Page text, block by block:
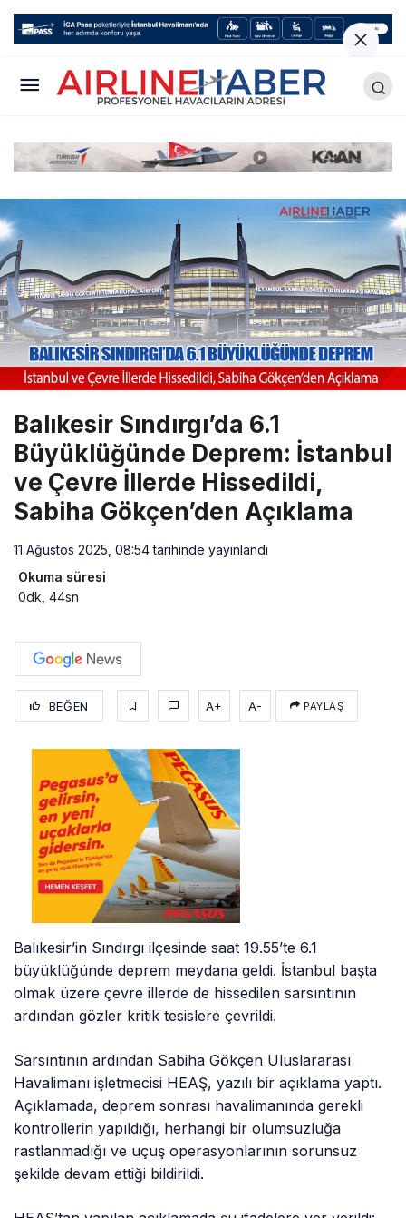
Balıkesir Sındırgı’da 6.1
Büyüklüğünde Deprem: İstanbul
ve Çevre İllerde Hissedildi,
Sabiha Gökçen’den Açıklama
11 Ağustos 2025, 08:54tarihinde yayınlandı
Okuma süresi
0dk, 44sn
BEĞEN A+ A- PAYLAŞ
Balıkesir’in Sındırgı ilçesinde saat 19.55’te 6.1
büyüklüğünde deprem meydana geldi. İstanbul başta
olmak üzere çevre illerde de hissedilen sarsıntının
ardından gözler kritik tesislere çevrildi.
Sarsıntının ardından Sabiha Gökçen Uluslararası
Havalimanı işletmecisi HEAŞ, yazılı bir açıklama yaptı.
Açıklamada, deprem sonrası havalimanında gerekli
kontrollerin yapıldığı, herhangi bir olumsuzluğa
rastlanmadığı ve uçuş operasyonlarının sorunsuz
şekilde devam ettiği bildirildi.